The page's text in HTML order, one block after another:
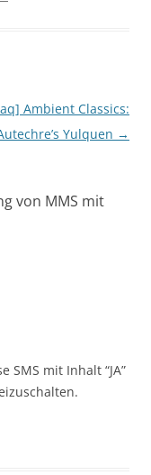
Ambient Classics:
Yulquen →
von MMS mit
SMS mit Inhalt “JA”